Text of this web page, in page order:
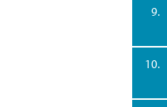
9.
10.